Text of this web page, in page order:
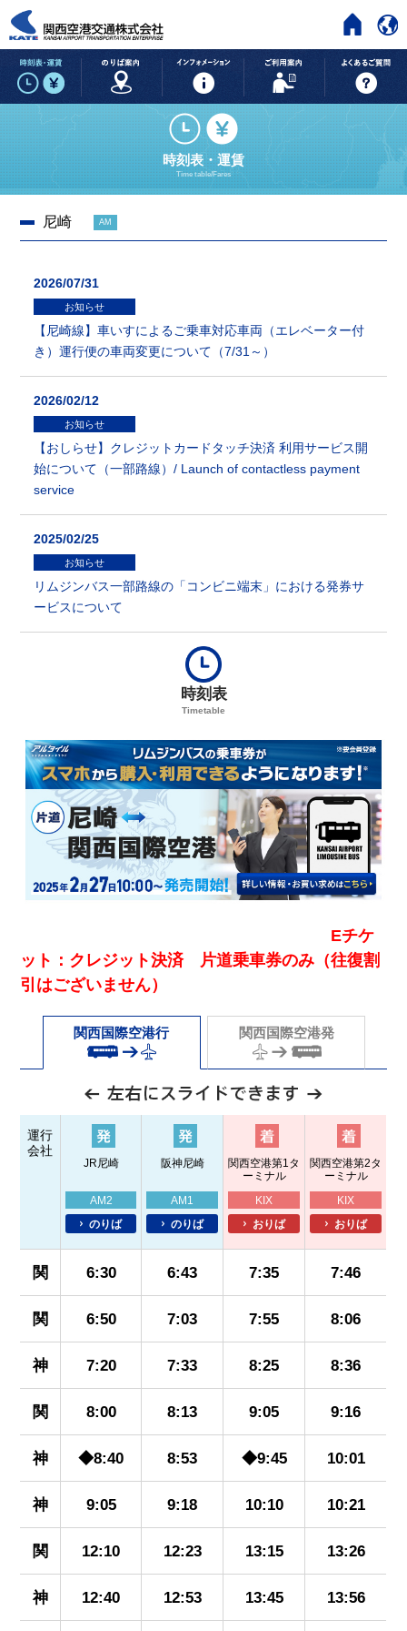
HOME
時刻表・運賃 のりば案内 インフォメーションご利用案内
時刻表・運賃
Time table/Fares
尼崎 AM
2026/07/31
お知らせ
【尼崎線】車いすによるご乗車対応車両（エレベーター付
き）運行便の車両変更について（7/31～）
2026/02/12
お知らせ
【おしらせ】クレジットカードタッチ決済 利用サービス開
始について（一部路線）/ Launch of contactless payment
service
2025/02/25
お知らせ
リムジンバス一部路線の「コンビニ端末」における発券サ
ービスについて
時刻表
Timetable
Eチケ
ット：クレジット決済 片道乗車券のみ（往復割
引はございません）
関西国際空港行 関西国際空港発
運行
会社
JR尼崎
AM2
のりば
阪神尼崎
AM1
のりば
関西空港第1タ
ーミナル
KIX
おりば
関西空港第2タ
ーミナル
KIX
おりば
関 6:30 6:43 7:35 7:46
関 6:50 7:03 7:55 8:06
神 7:20 7:33 8:25 8:36
関 8:00 8:13 9:05 9:16
神 ◆8:40 8:53 ◆9:45 10:01
神 9:05 9:18 10:10 10:21
関 12:10 12:23 13:15 13:26
神 12:40 12:53 13:45 13:56